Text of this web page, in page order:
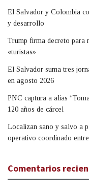
El Salvador y Colombia
y desarrollo
Trump firma decreto para
«turistas»
El Salvador suma tres
en agosto 2026
PNC captura a alias
120 años de cárcel
Localizan sano y salvo a
operativo coordinado
Comentarios